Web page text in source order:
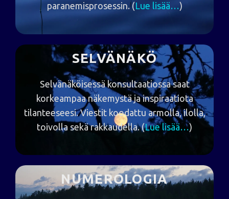
paranemisprosessin. (Lue lisää…)
SELVÄNÄKÖ
Selvänäköisessä konsultaatiossa saat
korkeampaa näkemystä ja inspiraatiota
tilanteeseesi. Viestit koodattu armolla, ilolla,
toivolla sekä rakkaudella. (Lue lisää…)
NUMEROLOGIA